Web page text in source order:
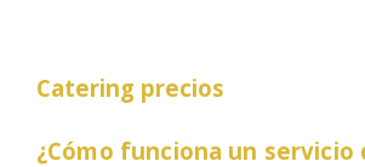
Catering precios
¿Cómo funciona un servicio